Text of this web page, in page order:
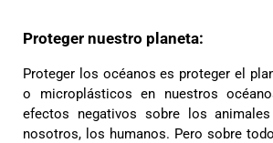
Proteger nuestro planeta:
Proteger los océanos es proteger el
o microplásticos en nuestros
efectos negativos sobre los
nosotros, los humanos. Pero sobre